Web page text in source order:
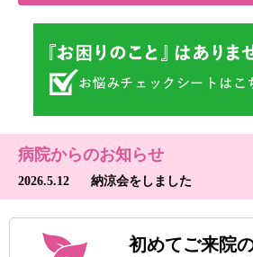
病院からのお知らせ
2026.5.12 納涼会をしました
初めてご来院